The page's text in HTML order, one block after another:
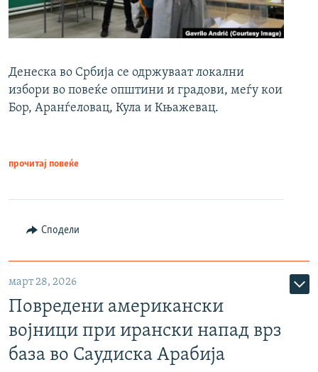
Денеска во Србија се одржуваат локални
избори во повеќе општини и градови, меѓу кои
Бор, Аранѓеловац, Кула и Књажевац.
прочитај повеќе
Сподели
март 28, 2026
Повредени американски
војници при ирански напад врз
база во Саудиска Арабија